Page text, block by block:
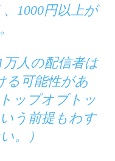
1000円以上が
人の配信者は
る可能性があ
ップオブトッ
う前提もわす
。）